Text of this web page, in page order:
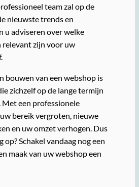
team zal op de
nieuwste trends en
u adviseren over welke
zijn voor uw
bouwen van een webshop is
zichzelf op de lange termijn
een professionele
bereik vergroten, nieuwe
en uw omzet verhogen. Dus
op? Schakel vandaag nog een
maak van uw webshop een